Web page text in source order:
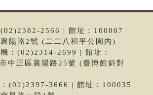
2566 | 館址：100007
陽路2號 (二二八和平公園內)
：(02)2314-2699 | 館址：
中正區襄陽路25號 (臺博館斜對
(02)2397-3666 | 館址：100035